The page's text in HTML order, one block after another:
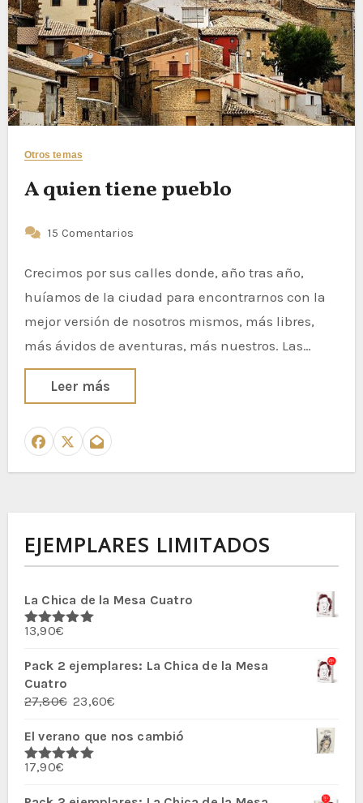
Otros temas
A quien tiene pueblo
15 Comentarios
Crecimos por sus calles donde, año tras año,
huíamos de la ciudad para encontrarnos con la
mejor versión de nosotros mismos, más libres,
más ávidos de aventuras, más nuestros. Las…
Leer más
EJEMPLARES LIMITADOS
La Chica de la Mesa Cuatro
Valorado
5
13,90€
Pack 2 ejemplares: La Chica de la Mesa
Cuatro
27,80€ El
original
era:
23,60€
actual
El verano que nos cambió
Valorado
5
17,90€